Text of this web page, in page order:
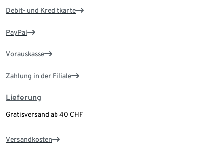
Debit- und Kreditkarte
PayPal
Vorauskasse
Zahlung in der Filiale
Lieferung
Gratisversand ab 40 CHF
Versandkosten